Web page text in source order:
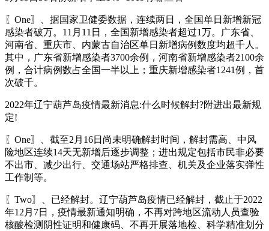
〖One〗、据国家卫健委数据，连续两日，全国单日新增新冠
感染者破万。11月11日，全国新增感染者超过1万。广东省、
河南省、重庆市、内蒙古自治区单日新增病例数度均超千人。
其中，广东省新增感染者3700余例，河南省新增感染者2100余
例，合计病例数占全国一半以上；重庆新增感染者1241例，首
次破千。
2022年辽宁葫芦岛疫情最新消息:什么时候解封?附进出最新规
定!
〖One〗、截至2月16日尚未明确解封时间，解封需高、中风
险地区连续14天无新增后逐步调整；进出规定包括市民非必要
不出市、减少出行、交通场站严格排查、机关及企业落实弹性
工作制等。
〖Two〗、已经解封。辽宁葫芦岛疫情已经解封，截止于2022
年12月7日，疫情最新通知明确，不再对跨地区流动人员查验
核酸检测阴性证明和健康码、不再开展落地检、科学精准划分